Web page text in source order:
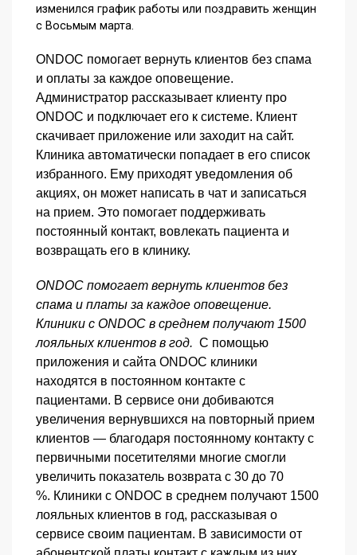
изменился график работы или поздравить женщин
с Восьмым марта.
ONDOC помогает вернуть клиентов без спама
и оплаты за каждое оповещение.
Администратор рассказывает клиенту про
ONDOC и подключает его к системе. Клиент
скачивает приложение или заходит на сайт.
Клиника автоматически попадает в его список
избранного. Ему приходят уведомления об
акциях, он может написать в чат и записаться
на прием. Это помогает поддерживать
постоянный контакт, вовлекать пациента и
возвращать его в клинику.
ONDOC помогает вернуть клиентов без
спама и платы за каждое оповещение.
Клиники с ONDOC в среднем получают 1500
лояльных клиентов в год. С помощью
приложения и сайта ONDOC клиники
находятся в постоянном контакте с
пациентами. В сервисе они добиваются
увеличения вернувшихся на повторный прием
клиентов — благодаря постоянному контакту с
первичными посетителями многие смогли
увеличить показатель возврата с 30 до 70
%. Клиники с ONDOC в среднем получают 1500
лояльных клиентов в год, рассказывая о
сервисе своим пациентам. В зависимости от